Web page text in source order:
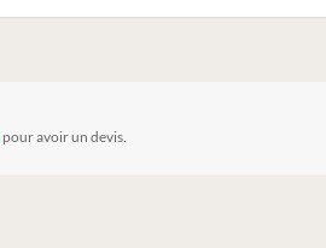
pour avoir un devis.